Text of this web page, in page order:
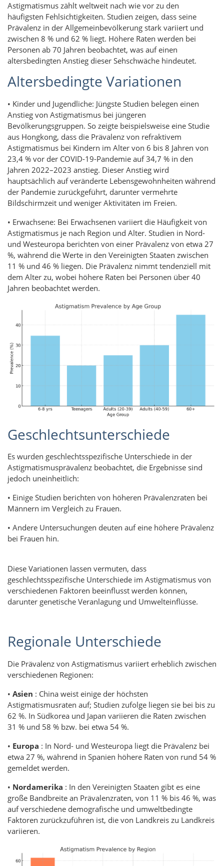
Astigmatismus zählt weltweit nach wie vor zu den
häufigsten Fehlsichtigkeiten. Studien zeigen, dass seine
Prävalenz in der Allgemeinbevölkerung stark variiert und
zwischen 8 % und 62 % liegt. Höhere Raten werden bei
Personen ab 70 Jahren beobachtet, was auf einen
altersbedingten Anstieg dieser Sehschwäche hindeutet.
Altersbedingte Variationen
• Kinder und Jugendliche: Jüngste Studien belegen einen
Anstieg von Astigmatismus bei jüngeren
Bevölkerungsgruppen. So zeigte beispielsweise eine Studie
aus Hongkong, dass die Prävalenz von refraktivem
Astigmatismus bei Kindern im Alter von 6 bis 8 Jahren von
23,4 % vor der COVID-19-Pandemie auf 34,7 % in den
Jahren 2022–2023 anstieg. Dieser Anstieg wird
hauptsächlich auf veränderte Lebensgewohnheiten während
der Pandemie zurückgeführt, darunter vermehrte
Bildschirmzeit und weniger Aktivitäten im Freien.
• Erwachsene: Bei Erwachsenen variiert die Häufigkeit von
Astigmatismus je nach Region und Alter. Studien in Nord-
und Westeuropa berichten von einer Prävalenz von etwa 27
%, während die Werte in den Vereinigten Staaten zwischen
11 % und 46 % liegen. Die Prävalenz nimmt tendenziell mit
dem Alter zu, wobei höhere Raten bei Personen über 40
Jahren beobachtet werden.
Geschlechtsunterschiede
Es wurden geschlechtsspezifische Unterschiede in der
Astigmatismusprävalenz beobachtet, die Ergebnisse sind
jedoch uneinheitlich:
• Einige Studien berichten von höheren Prävalenzraten bei
Männern im Vergleich zu Frauen.
• Andere Untersuchungen deuten auf eine höhere Prävalenz
bei Frauen hin.
Diese Variationen lassen vermuten, dass
geschlechtsspezifische Unterschiede im Astigmatismus von
verschiedenen Faktoren beeinflusst werden können,
darunter genetische Veranlagung und Umwelteinflüsse.
Regionale Unterschiede
Die Prävalenz von Astigmatismus variiert erheblich zwischen
verschiedenen Regionen:
• Asien : China weist einige der höchsten
Astigmatismusraten auf; Studien zufolge liegen sie bei bis zu
62 %. In Südkorea und Japan variieren die Raten zwischen
31 % und 58 % bzw. bei etwa 54 %.
• Europa : In Nord- und Westeuropa liegt die Prävalenz bei
etwa 27 %, während in Spanien höhere Raten von rund 54 %
gemeldet werden.
• Nordamerika : In den Vereinigten Staaten gibt es eine
große Bandbreite an Prävalenzraten, von 11 % bis 46 %, was
auf verschiedene demografische und umweltbedingte
Faktoren zurückzuführen ist, die von Landkreis zu Landkreis
variieren.